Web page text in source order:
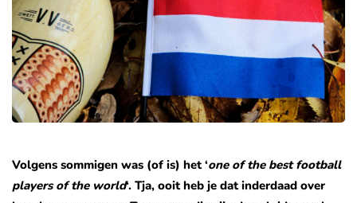
Volgens sommigen was (of is) het ‘one of the best football
players of the world‘. Tja, ooit heb je dat inderdaad over